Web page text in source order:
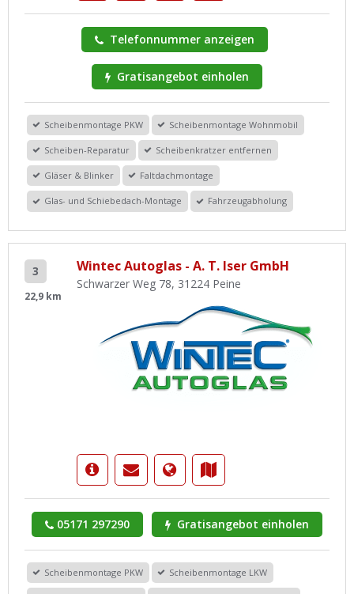
Telefonnummer anzeigen
Gratisangebot einholen
Scheibenmontage PKW Scheibenmontage Wohnmobil
Scheiben-Reparatur Scheibenkratzer entfernen
Gläser & Blinker Faltdachmontage
Glas- und Schiebedach-Montage Fahrzeugabholung
3
22,9 km
Wintec Autoglas - A. T. Iser GmbH
Schwarzer Weg 78, 31224 Peine
05171 297290 Gratisangebot einholen
Scheibenmontage PKW Scheibenmontage LKW